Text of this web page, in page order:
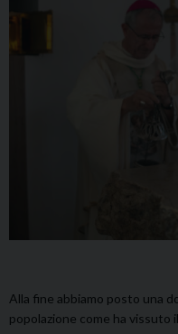
Alla fine abbiamo posto una
popolazione come ha vissuto